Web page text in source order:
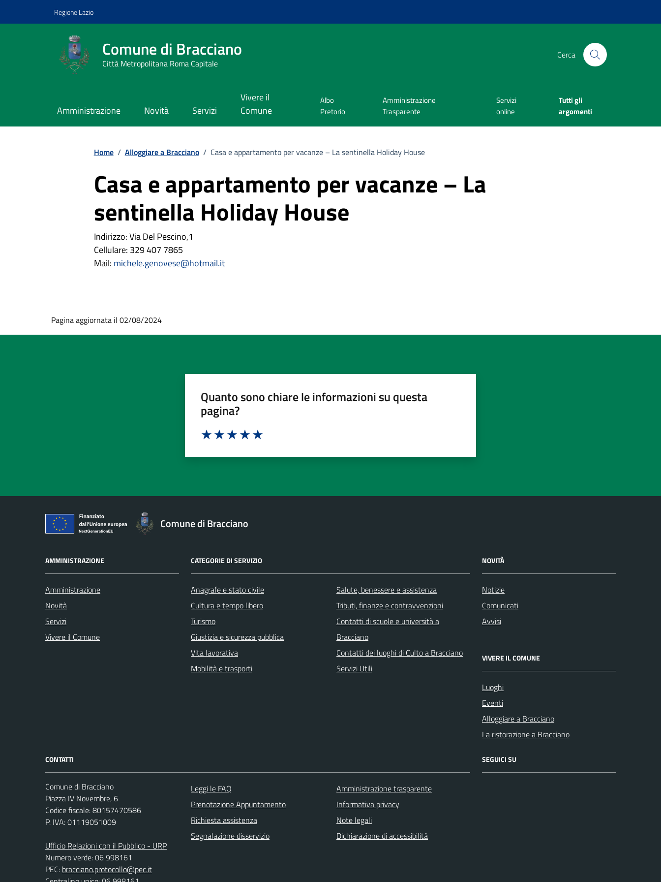
Regione Lazio
Comune di Bracciano
Città Metropolitana Roma Capitale
Cerca
Amministrazione Novità Servizi
Vivere il
Comune
Albo
Pretorio
Amministrazione
Trasparente
Servizi
online
Tutti gli
argomenti
Home / Alloggiare a Bracciano / Casa e appartamento per vacanze – La sentinella Holiday House
Casa e appartamento per vacanze – La
sentinella Holiday House
Indirizzo: Via Del Pescino,1
Cellulare: 329 407 7865
Mail: michele.genovese@hotmail.it
Pagina aggiornata il 02/08/2024
Quanto sono chiare le informazioni su questa
pagina?
Comune di Bracciano
AMMINISTRAZIONE
Amministrazione
Novità
Servizi
Vivere il Comune
CATEGORIE DI SERVIZIO
Anagrafe e stato civile
Cultura e tempo libero
Turismo
Giustizia e sicurezza pubblica
Vita lavorativa
Mobilità e trasporti
Salute, benessere e assistenza
Tributi, finanze e contravvenzioni
Contatti di scuole e università a
Bracciano
Contatti dei luoghi di Culto a Bracciano
Servizi Utili
NOVITÀ
Notizie
Comunicati
Avvisi
VIVERE IL COMUNE
Luoghi
Eventi
Alloggiare a Bracciano
La ristorazione a Bracciano
CONTATTI
Comune di Bracciano
Piazza IV Novembre, 6
Codice fiscale: 80157470586
P. IVA: 01119051009
Ufficio Relazioni con il Pubblico - URP
Numero verde: 06 998161
PEC: bracciano.protocollo@pec.it
Leggi le FAQ
Prenotazione Appuntamento
Richiesta assistenza
Segnalazione disservizio
Amministrazione trasparente
Informativa privacy
Note legali
Dichiarazione di accessibilità
SEGUICI SU